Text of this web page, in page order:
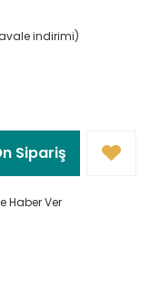
indirimi)
Sipariş
Haber Ver